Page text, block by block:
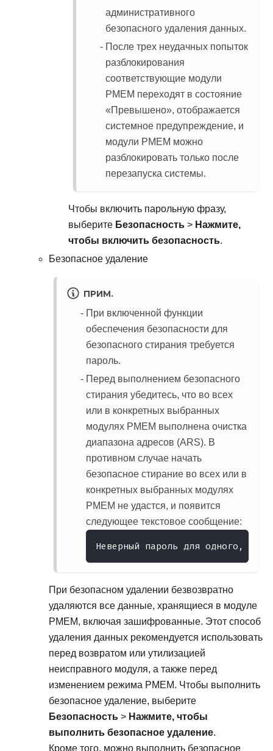
административного
безопасного удаления данных.
После трех неудачных попыток
разблокирования
соответствующие модули
PMEM переходят в состояние
«Превышено», отображается
системное предупреждение, и
модули PMEM можно
разблокировать только после
перезапуска системы.
Чтобы включить парольную фразу,
выберите Безопасность > Нажмите,
чтобы включить безопасность.
Безопасное удаление
ПРИМ.
При включенной функции
обеспечения безопасности для
безопасного стирания требуется
пароль.
Перед выполнением безопасного
стирания убедитесь, что во всех
или в конкретных выбранных
модулях PMEM выполнена очистка
диапазона адресов (ARS). В
противном случае начать
безопасное стирание во всех или в
конкретных выбранных модулях
PMEM не удастся, и появится
следующее текстовое сообщение:
Неверный пароль для одного,
При безопасном удалении безвозвратно
удаляются все данные, хранящиеся в модуле
PMEM, включая зашифрованные. Этот способ
удаления данных рекомендуется использовать
перед возвратом или утилизацией
неисправного модуля, а также перед
изменением режима PMEM. Чтобы выполнить
безопасное удаление, выберите
Безопасность > Нажмите, чтобы
выполнить безопасное удаление.
Кроме того, можно выполнить безопасное